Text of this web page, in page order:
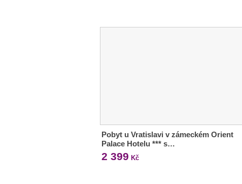
Pobyt u Vratislavi v zámeckém Orient
Palace Hotelu *** s…
2 399 Kč